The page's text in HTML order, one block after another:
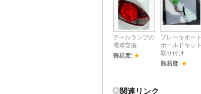
テールランプの
電球交換
難易度: ★
ブレーキオート
ホールドキット
取り付け
難易度: ★
関連リンク